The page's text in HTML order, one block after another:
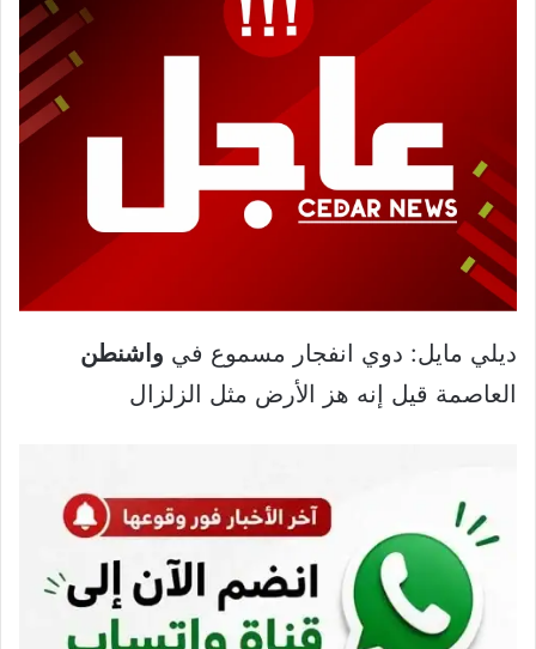
ديلي مايل: دوي انفجار مسموع في واشنطن
العاصمة قيل إنه هز الأرض مثل الزلزال